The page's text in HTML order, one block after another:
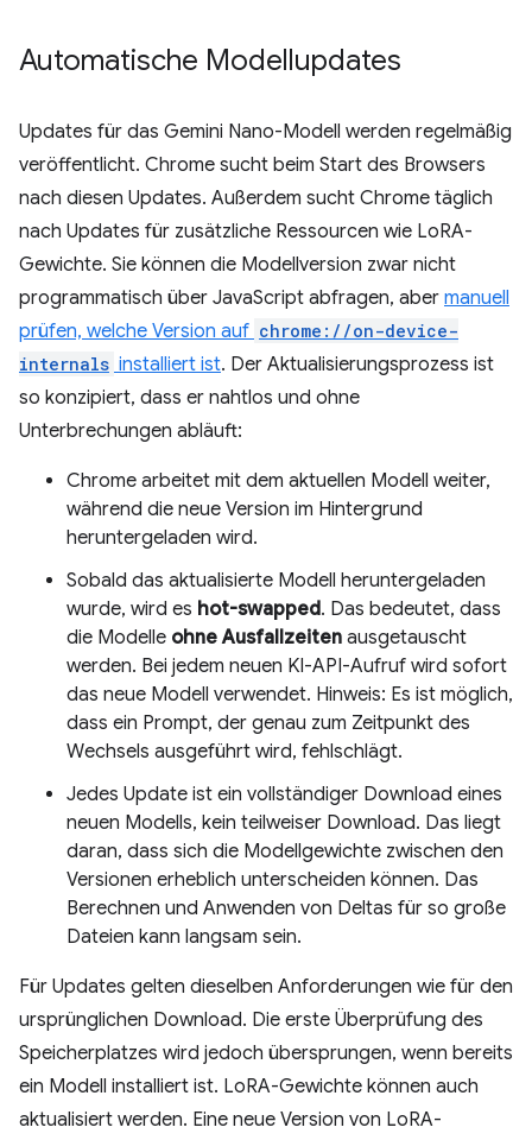
Automatische Modellupdates
Updates für das Gemini Nano-Modell werden regelmäßig
veröffentlicht. Chrome sucht beim Start des Browsers
nach diesen Updates. Außerdem sucht Chrome täglich
nach Updates für zusätzliche Ressourcen wie LoRA-
Gewichte. Sie können die Modellversion zwar nicht
programmatisch über JavaScript abfragen, aber manuell
prüfen, welche Version auf chrome://on-device-
internals installiert ist. Der Aktualisierungsprozess ist
so konzipiert, dass er nahtlos und ohne
Unterbrechungen abläuft:
Chrome arbeitet mit dem aktuellen Modell weiter,
während die neue Version im Hintergrund
heruntergeladen wird.
Sobald das aktualisierte Modell heruntergeladen
wurde, wird es hot-swapped. Das bedeutet, dass
die Modelle ohne Ausfallzeiten ausgetauscht
werden. Bei jedem neuen KI-API-Aufruf wird sofort
das neue Modell verwendet. Hinweis: Es ist möglich,
dass ein Prompt, der genau zum Zeitpunkt des
Wechsels ausgeführt wird, fehlschlägt.
Jedes Update ist ein vollständiger Download eines
neuen Modells, kein teilweiser Download. Das liegt
daran, dass sich die Modellgewichte zwischen den
Versionen erheblich unterscheiden können. Das
Berechnen und Anwenden von Deltas für so große
Dateien kann langsam sein.
Für Updates gelten dieselben Anforderungen wie für den
ursprünglichen Download. Die erste Überprüfung des
Speicherplatzes wird jedoch übersprungen, wenn bereits
ein Modell installiert ist. LoRA-Gewichte können auch
aktualisiert werden. Eine neue Version von LoRA-